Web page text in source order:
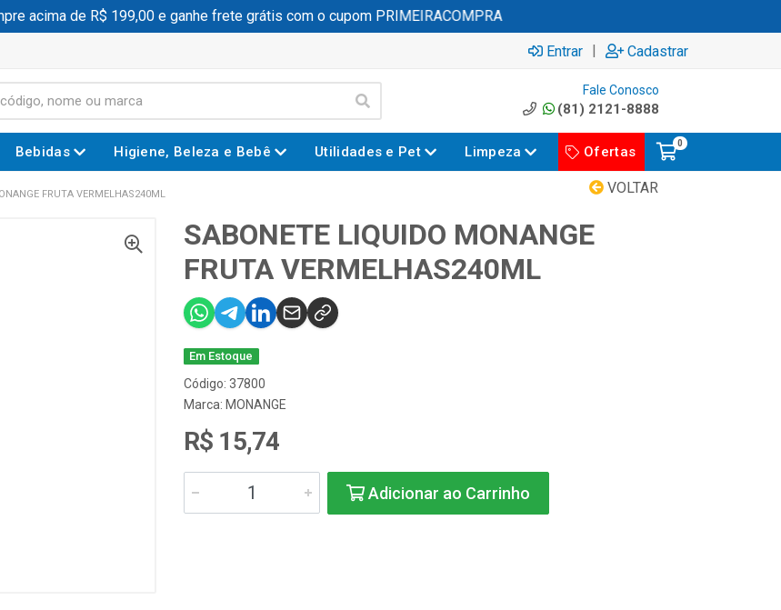
acima de R$ 199,00 e ganhe frete grátis com o cupom PRIMEIRACOMPRA
Entrar | Cadastrar
Fale Conosco
(81) 2121-8888
Bebidas Higiene, Beleza e Bebê Utilidades e Pet Limpeza Ofertas
0
VOLTAR
FRUTA VERMELHAS240ML
SABONETE LIQUIDO MONANGE
FRUTA VERMELHAS240ML
Em Estoque
Código: 37800
Marca: MONANGE
R$ 15,74
Adicionar ao Carrinho